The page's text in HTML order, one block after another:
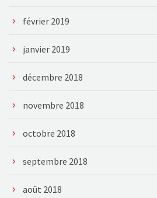
février 2019
janvier 2019
décembre 2018
novembre 2018
octobre 2018
septembre 2018
août 2018